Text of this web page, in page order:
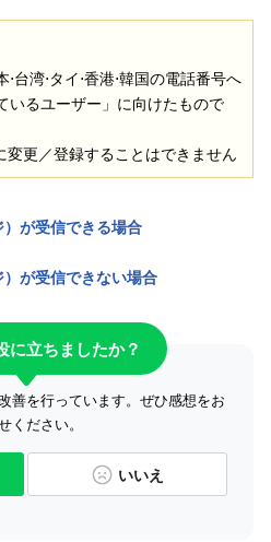
台湾⋅タイ⋅香港⋅韓国の電話番号へ
いるユーザー」に向けたもので
更／登録することはできません
が受信できる場合
が受信できない場合
に立ちましたか？
善を行っています。ぜひ感想をお
ください。
いいえ